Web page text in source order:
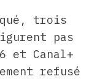
trois
pas
et Canal+
refusé